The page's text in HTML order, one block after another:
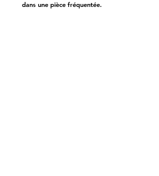
dans une pièce fréquentée.